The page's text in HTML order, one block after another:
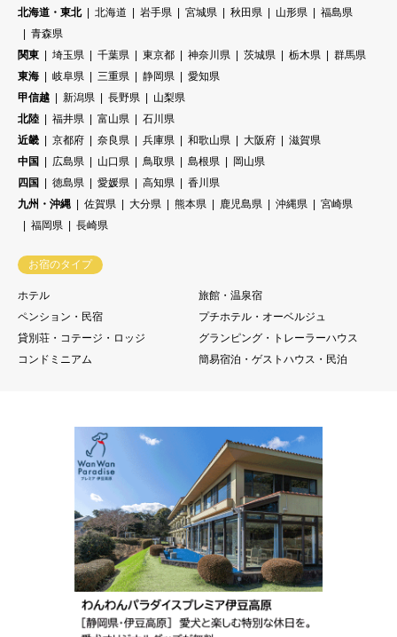
北海道・東北 北海道 岩手県 宮城県 秋田県 山形県
福島県
青森県
関東
埼玉県 千葉県 東京都 神奈川県 茨城県 栃木県
群馬県
東海
岐阜県 三重県 静岡県
愛知県
甲信越
新潟県 長野県
山梨県
北陸
福井県 富山県
石川県
近畿
京都府 奈良県 兵庫県 和歌山県 大阪府
滋賀県
中国
広島県 山口県 鳥取県 島根県
岡山県
四国
徳島県 愛媛県 高知県
香川県
九州・沖縄
佐賀県 大分県 熊本県 鹿児島県 沖縄県
宮崎県
福岡県
長崎県
お宿のタイプ
ホテル
旅館・温泉宿
ペンション・民宿
プチホテル・オーベルジュ
貸別荘・コテージ・ロッジ
グランピング・トレーラーハウス
コンドミニアム
簡易宿泊・ゲストハウス・民泊